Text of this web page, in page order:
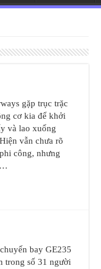
gặp trục trặc
cơ kia để khởi
và lao xuống
vẫn chưa rõ
công, nhưng
…
bay GE235
trong số 31 người